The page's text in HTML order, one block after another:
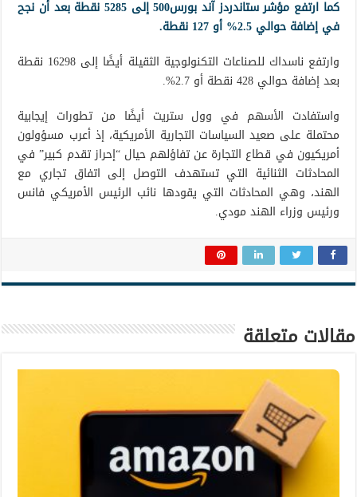
كما ارتفع مؤشر ستاندردز آند بورس500 إلى 5285 نقطة بعد أن نجح
في إضافة حوالي 2.5% أو 127 نقطة.
وارتفع ناسداك للصناعات التكنولوجية الثقيلة أيضًا إلى 16298 نقطة
بعد إضافة حوالي 428 نقطة أو 2.7%.
واستفادت الأسهم في وول ستريت أيضًا من تطورات إيجابية
محتملة على صعيد السياسات التجارية الأمريكية، إذ أعرب مسؤولون
أمريكيون في قطاع التجارة عن تفاؤلهم حيال “إحراز تقدم كبير” في
المحادثات الثنائية التي تستهدف التوصل إلى اتفاق تجاري مع
الهند، وهي المحادثات التي يقودها نائب الرئيس الأمريكي فانس
ورئيس وزراء الهند مودي.
مقالات متعلقة